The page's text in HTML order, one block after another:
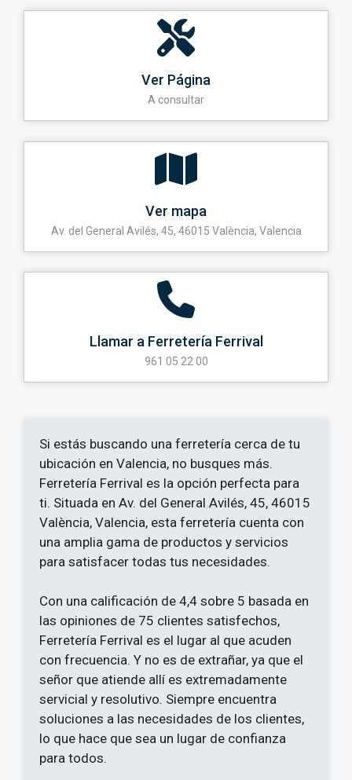
Ver Página
A consultar
Ver mapa
Av. del General Avilés, 45, 46015 València, Valencia
Llamar a Ferretería Ferrival
961 05 22 00
Si estás buscando una ferretería cerca de tu
ubicación en Valencia, no busques más.
Ferretería Ferrival es la opción perfecta para
ti. Situada en Av. del General Avilés, 45, 46015
València, Valencia, esta ferretería cuenta con
una amplia gama de productos y servicios
para satisfacer todas tus necesidades.
Con una calificación de 4,4 sobre 5 basada en
las opiniones de 75 clientes satisfechos,
Ferretería Ferrival es el lugar al que acuden
con frecuencia. Y no es de extrañar, ya que el
señor que atiende allí es extremadamente
servicial y resolutivo. Siempre encuentra
soluciones a las necesidades de los clientes,
lo que hace que sea un lugar de confianza
para todos.